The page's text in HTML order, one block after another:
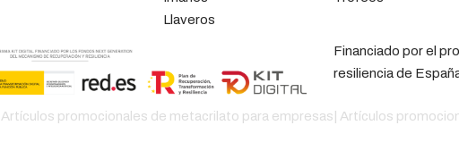
Llaveros
Financiado por el
resiliencia de
Artículos promocionales de metacrilato para empresas|Artículos